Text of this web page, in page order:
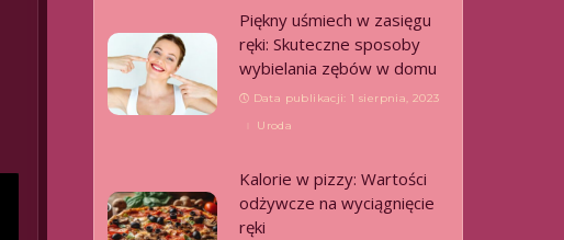
Piękny uśmiech w zasięgu
ręki: Skuteczne sposoby
wybielania zębów w domu
Data publikacji: 1 sierpnia, 2023
Uroda
Kalorie w pizzy: Wartości
odżywcze na wyciągnięcie
ręki